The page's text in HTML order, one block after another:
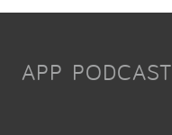
APP PODCAST